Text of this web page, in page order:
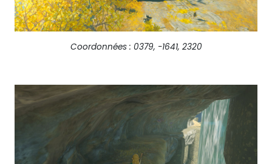
Coordonnées : 0379, -1641, 2320